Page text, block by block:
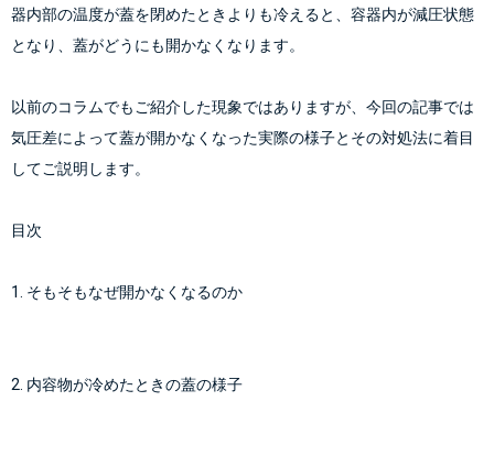
器内部の温度が蓋を閉めたときよりも冷えると、容器内が減圧状態
となり、蓋がどうにも開かなくなります。
以前のコラムでもご紹介した現象ではありますが、今回の記事では
気圧差によって蓋が開かなくなった実際の様子とその対処法に着目
目次
1. そもそもなぜ開かなくなるのか
2. 内容物が冷めたときの蓋の様子